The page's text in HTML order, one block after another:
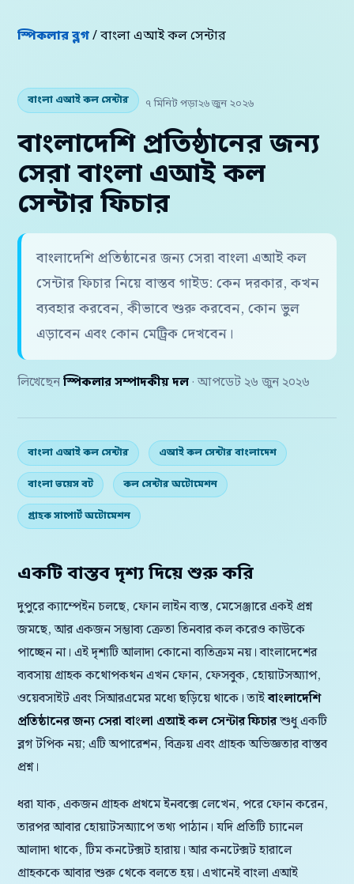
স্পিকলার ব্লগ/ বাংলা এআই কল সেন্টার
বাংলা এআই কল সেন্টার ৭ মিনিট পড়া২৬ জুন ২০২৬
বাংলাদেশি প্রতিষ্ঠানের জন্য
সেরা বাংলা এআই কল
সেন্টার ফিচার
বাংলাদেশি প্রতিষ্ঠানের জন্য সেরা বাংলা এআই কল
সেন্টার ফিচার নিয়ে বাস্তব গাইড: কেন দরকার, কখন
ব্যবহার করবেন, কীভাবে শুরু করবেন, কোন ভুল
এড়াবেন এবং কোন মেট্রিক দেখবেন।
লিখেছেন স্পিকলার সম্পাদকীয় দল · আপডেট ২৬ জুন ২০২৬
বাংলা এআই কল সেন্টার এআই কল সেন্টার বাংলাদেশ
বাংলা ভয়েস বট কল সেন্টার অটোমেশন
গ্রাহক সাপোর্ট অটোমেশন
একটি বাস্তব দৃশ্য দিয়ে শুরু করি
দুপুরে ক্যাম্পেইন চলছে, ফোন লাইন ব্যস্ত, মেসেঞ্জারে একই প্রশ্ন
জমছে, আর একজন সম্ভাব্য ক্রেতা তিনবার কল করেও কাউকে
পাচ্ছেন না। এই দৃশ্যটি আলাদা কোনো ব্যতিক্রম নয়। বাংলাদেশের
ব্যবসায় গ্রাহক কথোপকথন এখন ফোন, ফেসবুক, হোয়াটসঅ্যাপ,
ওয়েবসাইট এবং সিআরএমের মধ্যে ছড়িয়ে থাকে। তাইবাংলাদেশি
প্রতিষ্ঠানের জন্য সেরা বাংলা এআই কল সেন্টার ফিচারশুধু একটি
ব্লগ টপিক নয়; এটি অপারেশন, বিক্রয় এবং গ্রাহক অভিজ্ঞতার বাস্তব
প্রশ্ন।
ধরা যাক, একজন গ্রাহক প্রথমে ইনবক্সে লেখেন, পরে ফোন করেন,
তারপর আবার হোয়াটসঅ্যাপে তথ্য পাঠান। যদি প্রতিটি চ্যানেল
আলাদা থাকে, টিম কনটেক্সট হারায়। আর কনটেক্সট হারালে
গ্রাহককে আবার শুরু থেকে বলতে হয়। এখানেই বাংলা এআই